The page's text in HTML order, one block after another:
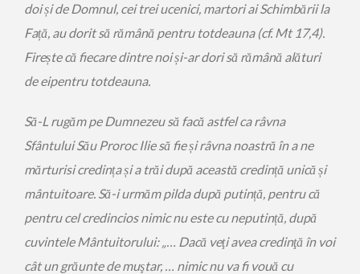
doi și de Domnul, cei trei ucenici, martori ai Schimbării la
Față, au dorit să rămână pentru totdeauna (cf. Mt 17,4).
Firește că fiecare dintre noi și-ar dori să rămână alături
de eipentru totdeauna.
Să-L rugăm pe Dumnezeu să facă astfel ca râvna
Sfântului Său Proroc Ilie să fie și râvna noastră în a ne
mărturisi credința și a trăi după această credință unică și
mântuitoare. Să-i urmăm pilda după putință, pentru că
pentru cel credincios nimic nu este cu neputință, după
cuvintele Mântuitorului: „… Dacă veţi avea credinţă în voi
cât un grăunte de muştar, … nimic nu va fi vouă cu